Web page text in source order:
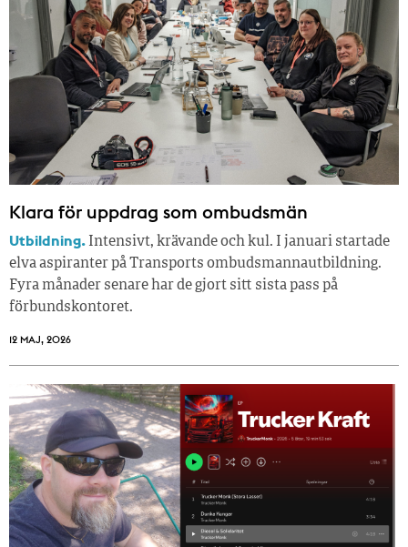
Klara för uppdrag som ombudsmän
Utbildning. Intensivt, krävande och kul. I januari startade
elva aspiranter på Transports ombudsmannautbildning.
Fyra månader senare har de gjort sitt sista pass på
förbundskontoret.
12 MAJ, 2026